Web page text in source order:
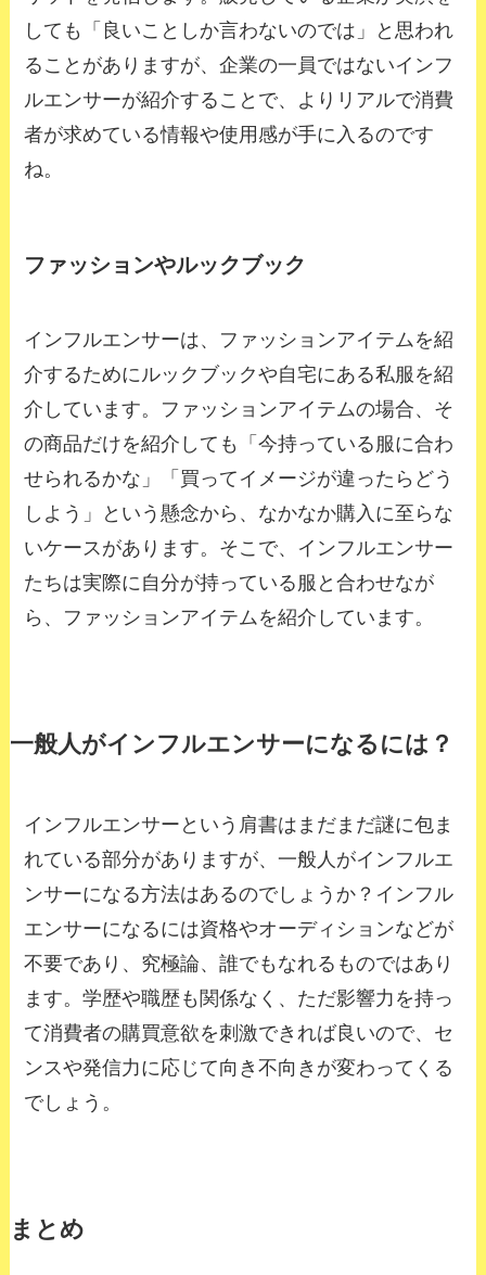
しても「良いことしか言わないのでは」と思われ
ることがありますが、企業の一員ではないインフ
ルエンサーが紹介することで、よりリアルで消費
者が求めている情報や使用感が手に入るのです
ね。
ファッションやルックブック
インフルエンサーは、ファッションアイテムを紹
介するためにルックブックや自宅にある私服を紹
介しています。ファッションアイテムの場合、そ
の商品だけを紹介しても「今持っている服に合わ
せられるかな」「買ってイメージが違ったらどう
しよう」という懸念から、なかなか購入に至らな
いケースがあります。そこで、インフルエンサー
たちは実際に自分が持っている服と合わせなが
ら、ファッションアイテムを紹介しています。
一般人がインフルエンサーになるには？
インフルエンサーという肩書はまだまだ謎に包ま
れている部分がありますが、一般人がインフルエ
ンサーになる方法はあるのでしょうか？インフル
エンサーになるには資格やオーディションなどが
不要であり、究極論、誰でもなれるものではあり
ます。学歴や職歴も関係なく、ただ影響力を持っ
て消費者の購買意欲を刺激できれば良いので、セ
ンスや発信力に応じて向き不向きが変わってくる
でしょう。
まとめ